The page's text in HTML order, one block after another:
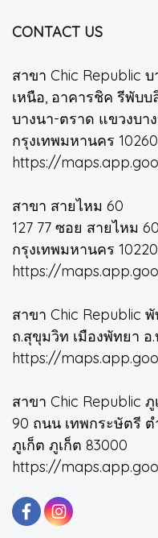
CONTACT US
สาขา Chic Republic บ
เหนือ, อาคารชิค รีพับ
บางนา-ตราด แขวงบา
กรุงเทพมหานคร 10260
https://
สาขา สายไหม 60
127 77 ซอย สายไหม
กรุงเทพมหานคร 10220
https://
สาขา Chic Republic
ถ.สุขุมวิท เมืองพัทยา อ
https://
สาขา Chic Republic ภู
90 ถนน เทพกระษัตรี ต
ภูเก็ต ภูเก็ต 83000
https://